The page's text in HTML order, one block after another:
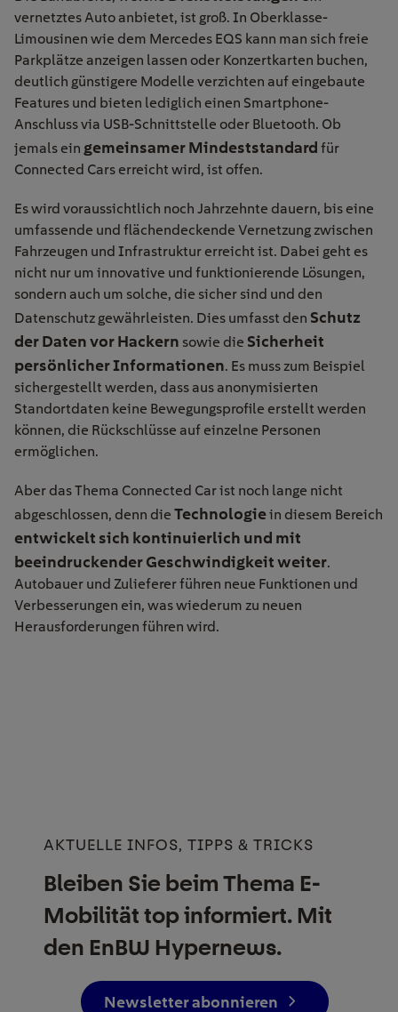
vernetztes Auto anbietet, ist groß. In Oberklasse-
Limousinen wie dem Mercedes EQS kann man sich freie
Parkplätze anzeigen lassen oder Konzertkarten buchen,
deutlich günstigere Modelle verzichten auf eingebaute
Features und bieten lediglich einen Smartphone-
Anschluss via USB-Schnittstelle oder Bluetooth. Ob
jemals ein gemeinsamer Mindeststandard für
Connected Cars erreicht wird, ist offen.
Es wird voraussichtlich noch Jahrzehnte dauern, bis eine
umfassende und flächendeckende Vernetzung zwischen
Fahrzeugen und Infrastruktur erreicht ist. Dabei geht es
nicht nur um innovative und funktionierende Lösungen,
sondern auch um solche, die sicher sind und den
Datenschutz gewährleisten. Dies umfasst den Schutz
der Daten vor Hackern sowie die Sicherheit
persönlicher Informationen. Es muss zum Beispiel
sichergestellt werden, dass aus anonymisierten
Standortdaten keine Bewegungsprofile erstellt werden
können, die Rückschlüsse auf einzelne Personen
ermöglichen.
Aber das Thema Connected Car ist noch lange nicht
abgeschlossen, denn die Technologiein diesem Bereich
entwickelt sich kontinuierlich und mit
beeindruckender Geschwindigkeit weiter.
Autobauer und Zulieferer führen neue Funktionen und
Verbesserungen ein, was wiederum zu neuen
Herausforderungen führen wird.
AKTUELLE INFOS, TIPPS & TRICKS
Bleiben Sie beim Thema E-
Mobilität top informiert. Mit
den EnBW Hypernews.
Newsletter abonnieren